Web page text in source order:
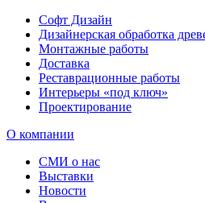
Софт Дизайн
Дизайнерская обработка
Монтажные работы
Доставка
Реставрационные работы
Интерьеры «под ключ»
Проектирование
О компании
СМИ о нас
Выставки
Новости